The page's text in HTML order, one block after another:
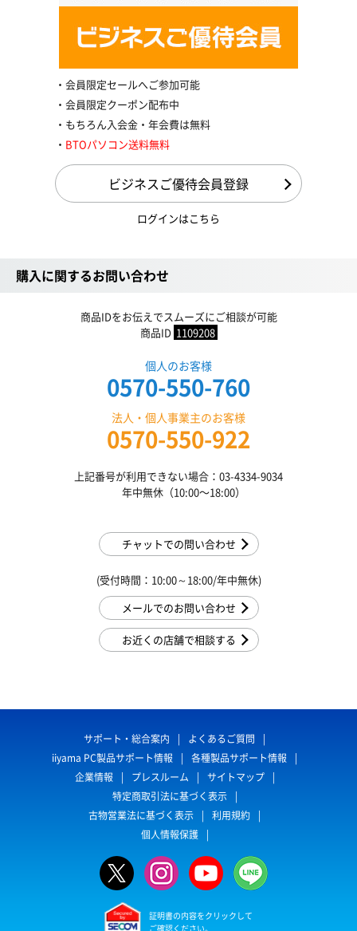
会員限定セールへご参加可能
会員限定クーポン配布中
もちろん入会金・年会費は無料
BTOパソコン送料無料
ビジネスご優待会員登録
ログインはこちら
購入に関するお問い合わせ
商品IDをお伝えでスムーズにご相談が可能
商品ID 1109208
個人のお客様
0570-550-760
法人・個人事業主のお客様
0570-550-922
上記番号が利用できない場合：03-4334-9034
年中無休（10:00〜18:00）
チャットでの問い合わせ
(受付時間：10:00～18:00/年中無休)
メールでのお問い合わせ
お近くの店舗で相談する
サポート・総合案内
よくあるご質問
iiyama PC製品サポート情報
各種製品サポート情報
企業情報
プレスルーム
サイトマップ
特定商取引法に基づく表示
古物営業法に基づく表示
利用規約
個人情報保護
証明書の内容をクリックして
ご確認ください。